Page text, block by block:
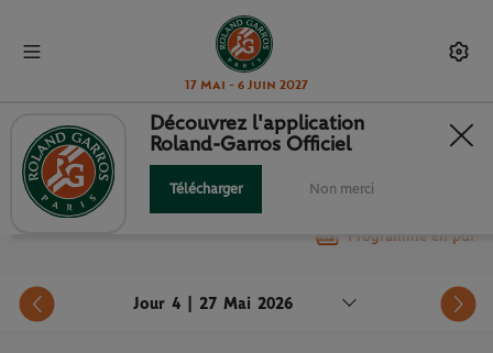
17 Mai - 6 Juin 2027
PROGRAMME
Programme en pdf
Jour 4 | 27 Mai 2026
Découvrez l'application
Roland-Garros Officiel
Télécharger Non merci